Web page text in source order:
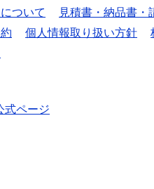
ついて 見積書・納品書・
個人情報取り扱い方針
式ページ